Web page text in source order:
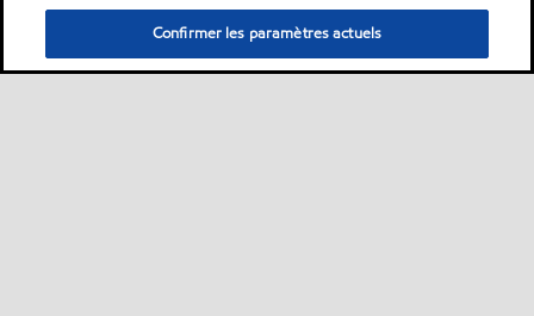
Confirmer les paramètres actuels